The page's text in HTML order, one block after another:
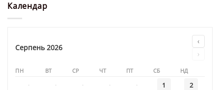
Календар
Серпень 2026
‹
›
ПН ВТ СР ЧТ ПТ СБ НД
· · · · · 1
2